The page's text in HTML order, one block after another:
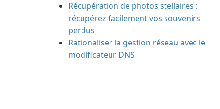
Récupération de photos stellaires :
récupérez facilement vos souvenirs
perdus
Rationaliser la gestion réseau avec le
modificateur DNS